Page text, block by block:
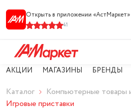
Открыть в приложении «АстМарке‪т‬»
41
АКЦИИ МАГАЗИНЫ БРЕНДЫ
Каталог
Компьютерные товары
Игровые приставки